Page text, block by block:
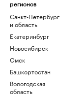
регионов
Санкт-Петербург
и область
Екатеринбург
Новосибирск
Омск
Башкортостан
Вологодская
область